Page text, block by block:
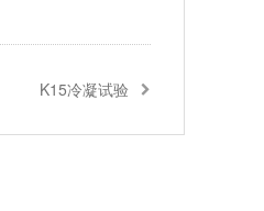
K15冷凝试验